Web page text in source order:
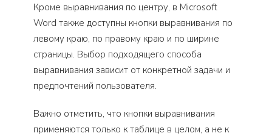
Кроме выравнивания по центру, в Microsoft
Word также доступны кнопки выравнивания по
левому краю, по правому краю и по ширине
страницы. Выбор подходящего способа
выравнивания зависит от конкретной задачи и
предпочтений пользователя.
Важно отметить, что кнопки выравнивания
применяются только к таблице в целом, а не к